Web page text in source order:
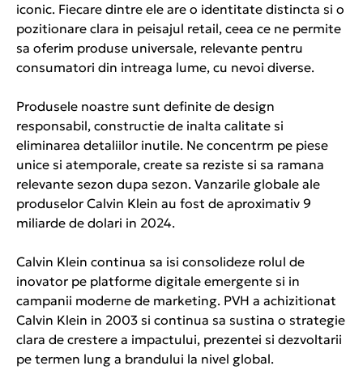
iconic. Fiecare dintre ele are o identitate distincta si o
pozitionare clara in peisajul retail, ceea ce ne permite
sa oferim produse universale, relevante pentru
consumatori din intreaga lume, cu nevoi diverse.
Produsele noastre sunt definite de design
responsabil, constructie de inalta calitate si
eliminarea detaliilor inutile. Ne concentrm pe piese
unice si atemporale, create sa reziste si sa ramana
relevante sezon dupa sezon. Vanzarile globale ale
produselor Calvin Klein au fost de aproximativ 9
miliarde de dolari in 2024.
Calvin Klein continua sa isi consolideze rolul de
inovator pe platforme digitale emergente si in
campanii moderne de marketing. PVH a achizitionat
Calvin Klein in 2003 si continua sa sustina o strategie
clara de crestere a impactului, prezentei si dezvoltarii
pe termen lung a brandului la nivel global.